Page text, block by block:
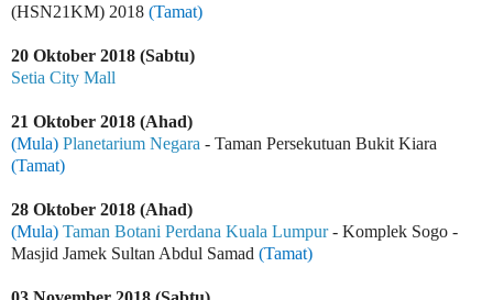
(HSN21KM) 2018 (Tamat)
20 Oktober 2018 (Sabtu)
Setia City Mall
21 Oktober 2018 (Ahad)
(Mula) Planetarium Negara - Taman Persekutuan Bukit Kiara
(Tamat)
28 Oktober 2018 (Ahad)
(Mula) Taman Botani Perdana Kuala Lumpur- Komplek Sogo -
Masjid Jamek Sultan Abdul Samad (Tamat)